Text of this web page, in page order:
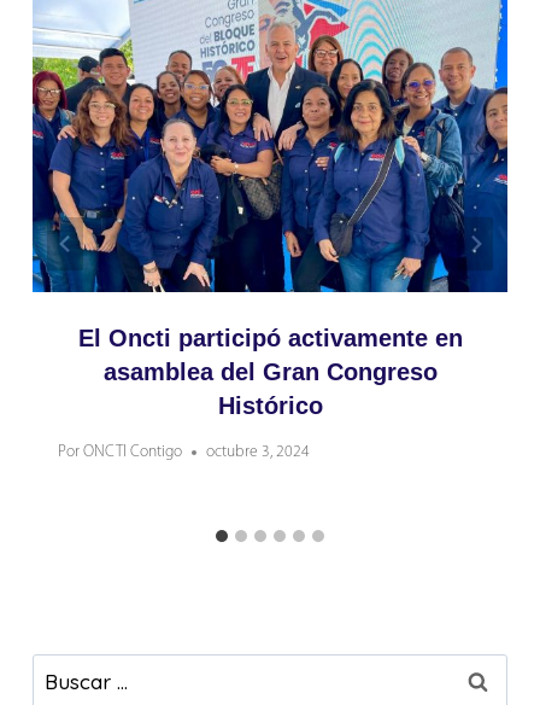
El Oncti participó activamente en
asamblea del Gran Congreso
Histórico
Por ONCTI Contigo octubre 3, 2024
Buscar: